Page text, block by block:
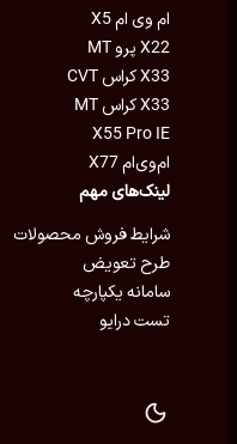
ام وی ام X5
X22 پرو MT
X33 کراس CVT
X33 کراس MT
X55 Pro IE
ام‌وی‌ام X77
لینک‌های مهم
شرایط فروش محصولات
طرح تعویض
سامانه یکپارچه
تست درایو